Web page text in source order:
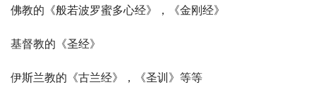
佛教的《般若波罗蜜多心经》，《金刚经》
基督教的《圣经》
伊斯兰教的《古兰经》，《圣训》等等